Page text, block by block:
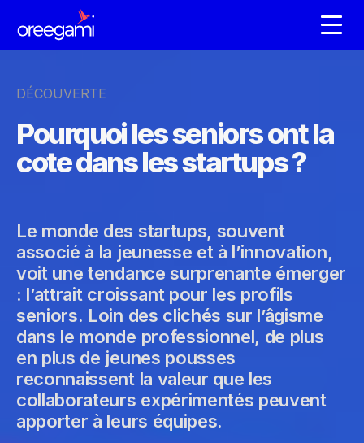
DÉCOUVERTE
Pourquoi les seniors ont la
cote dans les startups ?
Le monde des startups, souvent
associé à la jeunesse et à l’innovation,
voit une tendance surprenante émerger
: l’attrait croissant pour les profils
seniors. Loin des clichés sur l’âgisme
dans le monde professionnel, de plus
en plus de jeunes pousses
reconnaissent la valeur que les
collaborateurs expérimentés peuvent
apporter à leurs équipes.